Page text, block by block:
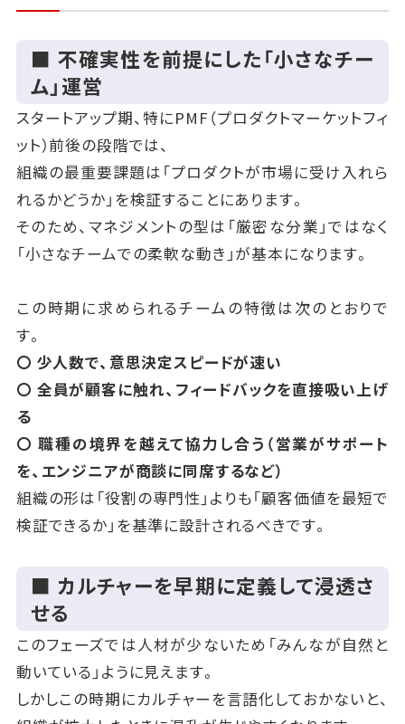
■ 不確実性を前提にした「小さなチー
ム」運営
スタートアップ期、特にPMF（プロダクトマーケットフィ
ット）前後の段階では、
組織の最重要課題は「プロダクトが市場に受け入れら
れるかどうか」を検証することにあります。
そのため、マネジメントの型は「厳密な分業」ではなく
「小さなチームでの柔軟な動き」が基本になります。
この時期に求められるチームの特徴は次のとおりで
す。
〇 少人数で、意思決定スピードが速い
〇 全員が顧客に触れ、フィードバックを直接吸い上げ
る
〇 職種の境界を越えて協力し合う（営業がサポート
を、エンジニアが商談に同席するなど）
組織の形は「役割の専門性」よりも「顧客価値を最短で
検証できるか」を基準に設計されるべきです。
■ カルチャーを早期に定義して浸透さ
せる
このフェーズでは人材が少ないため「みんなが自然と
動いている」ように見えます。
しかしこの時期にカルチャーを言語化しておかないと、